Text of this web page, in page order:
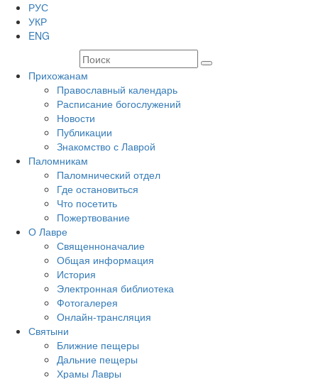
РУС
УКР
ENG
Прихожанам
Православный календарь
Расписание богослужений
Новости
Публикации
Знакомство с Лаврой
Паломникам
Паломнический отдел
Где остановиться
Что посетить
Пожертвование
О Лавре
Священноначалие
Общая информация
История
Электронная библиотека
Фотогалерея
Онлайн-трансляция
Святыни
Ближние пещеры
Дальние пещеры
Храмы Лавры